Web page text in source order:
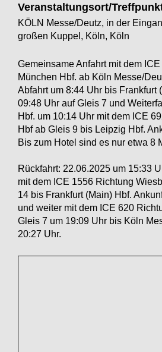
Veranstaltungsort/
KÖLN Messe/Deutz, in der
großen Kuppel, Köln, Köln
Gemeinsame Anfahrt mit dem
München Hbf. ab Köln Messe/
Abfahrt um 8:44 Uhr bis Frankfurt
09:48 Uhr auf Gleis 7 und
Hbf. um 10:14 Uhr mit dem ICE
Hbf ab Gleis 9 bis Leipzig Hbf.
Bis zum Hotel sind es nur etwa 8
Rückfahrt: 22.06.2025 um 15:33
mit dem ICE 1556 Richtung
14 bis Frankfurt (Main) Hbf.
und weiter mit dem ICE 620
Gleis 7 um 19:09 Uhr bis Köln
20:27 Uhr.